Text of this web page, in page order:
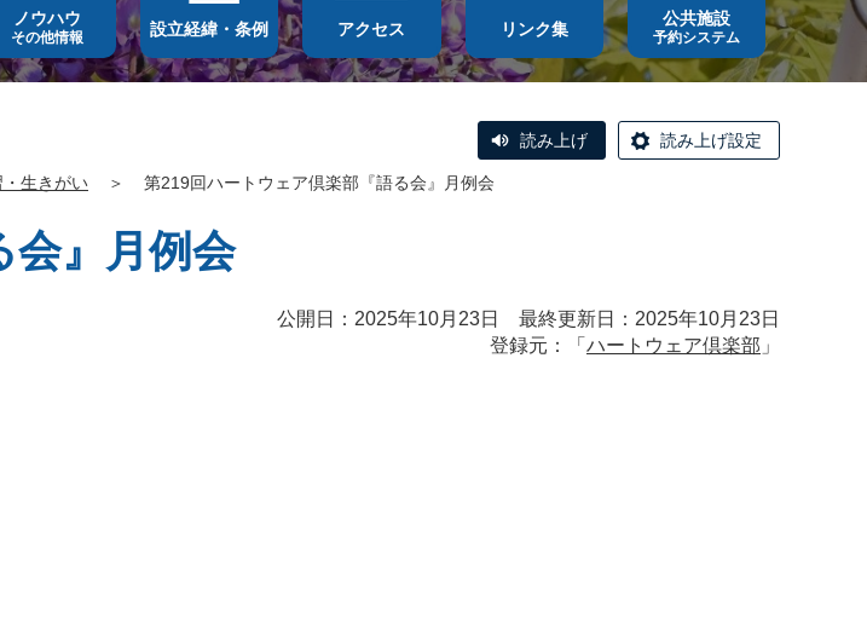
ノウハウ
その他情報 設立経緯・条例 アクセス リンク集
公共施設
予約システム
読み上げ 読み上げ設定
生きがい ＞ 第219回ハートウェア倶楽部『語る会』月例会
会』月例会
公開日：2025年10月23日 最終更新日：2025年10月23日
登録元：「 ハートウェア倶楽部 」